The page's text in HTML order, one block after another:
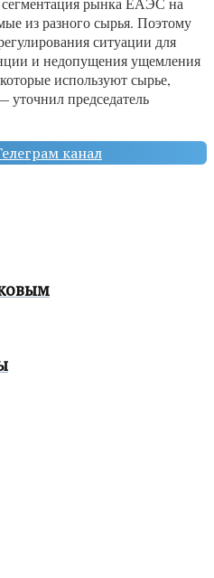
из разного сырья. Поэтому
ситуации для
и недопущения ущемления
используют сырье,
уточнил председатель
канал